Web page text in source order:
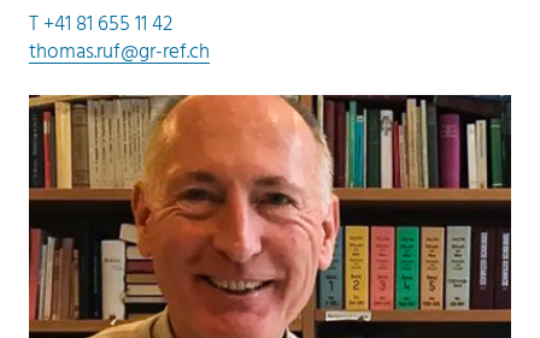
T +41 81 655 11 42
thomas.ruf@gr-ref.ch